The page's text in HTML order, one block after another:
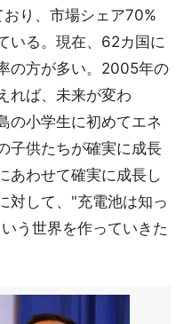
り、市場シェア70%
いる。現在、62カ国に
の方が多い。2005年の
れば、未来が変わ
の小学生に初めてエネ
子供たちが確実に成長
あわせて確実に成長し
対して、"充電池は知っ
う世界を作っていきた